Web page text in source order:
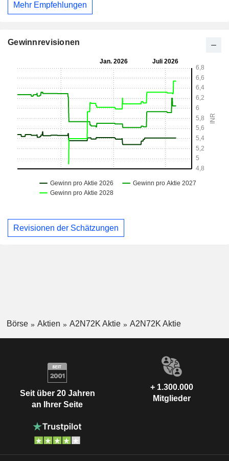
Mehr Empfehlungen
Gewinnrevisionen
Revisionen der Schätzungen
Börse Aktien A2N72K Aktie A2N72K Aktie
Seit über 20 Jahren
an Ihrer Seite
+ 1.300.000
Mitglieder